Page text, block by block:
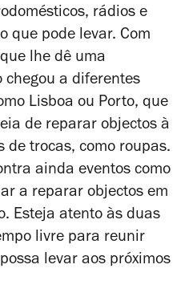
rádios e
que pode levar. Com
lhe dê uma
chegou a diferentes
Lisboa ou Porto, que
de reparar objectos à
de trocas, como roupas.
ainda eventos como
a reparar objectos em
Esteja atento às duas
livre para reunir
levar aos próximos